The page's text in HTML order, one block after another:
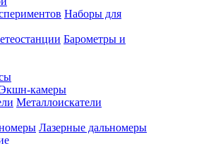
Наборы для
Барометры и
камеры
Металлоискатели
Лазерные дальномеры